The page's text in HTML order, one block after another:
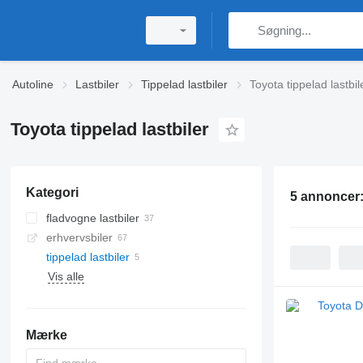
Autoline Lastbiler Tippelad lastbiler Toyota tippelad
Toyota tippelad lastbiler
Kategori
fladvogne lastbiler
erhvervsbiler
tippelad lastbiler
Vis alle
Mærke
5 annoncer: